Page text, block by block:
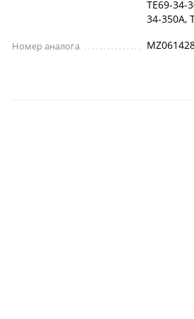
TE69-34-
34-350A,
Номер аналога